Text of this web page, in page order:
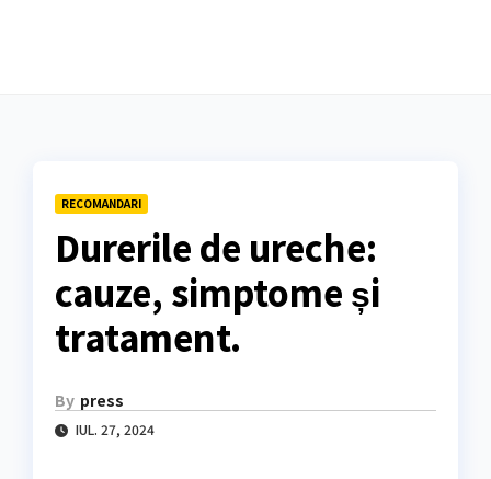
RECOMANDARI
Durerile de ureche:
cauze, simptome și
tratament.
By press
IUL. 27, 2024